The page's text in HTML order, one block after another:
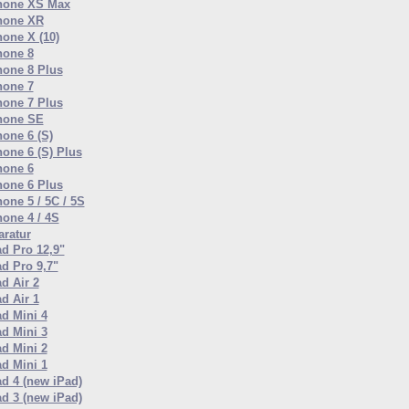
XS Max
XR
X (10)
8
8 Plus
7
7 Plus
SE
6 (S)
6 (S) Plus
6
6 Plus
5 / 5C / 5S
4 / 4S
Pro 12,9"
Pro 9,7"
Air 2
Air 1
Mini 4
Mini 3
Mini 2
Mini 1
4 (new iPad)
3 (new iPad)